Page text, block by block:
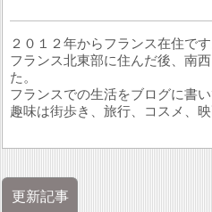
２０１２年からフランス在住です
フランス北東部に住んだ後、南
た。
フランスでの生活をブログに書い
趣味は街歩き、旅行、コスメ、映
更新記事